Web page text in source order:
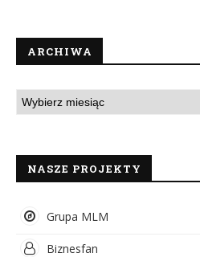
ARCHIWA
NASZE PROJEKTY
Grupa MLM
Biznesfan